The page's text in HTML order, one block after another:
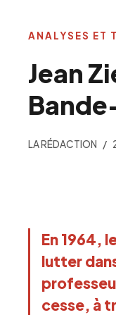
Jean
LA RÉDACTION
En 1964,
lutter
cesse, à
ANALYSES ET